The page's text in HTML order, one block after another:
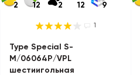
2 12 2 12 9
1
Type Special S-
M/06064P/VPL
шестиигольная